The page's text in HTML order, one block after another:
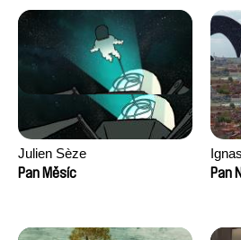
Julien Sèze
Pan Měsíc
Pan